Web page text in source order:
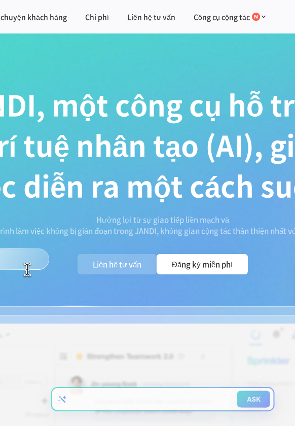
khách hàng Chi phí Liên hệ tư vấn Công cụ cộng tác
một công cụ hỗ
tuệ nhân tạo (AI),
diễn ra một cách
Hưởng lợi từ sự giao tiếp liền mạch và
làm việc không bị gián đoạn trong JANDI, không gian cộng tác thân thiện nhất
Liên hệ tư vấn Đăng ký miễn phí